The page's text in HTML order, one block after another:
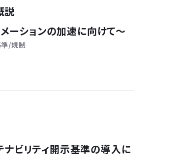
説
ーションの加速に向けて～
/規制
ナビリティ開示基準の導入に